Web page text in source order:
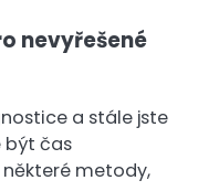
nevyřešené
a stále jste
být čas
metody,